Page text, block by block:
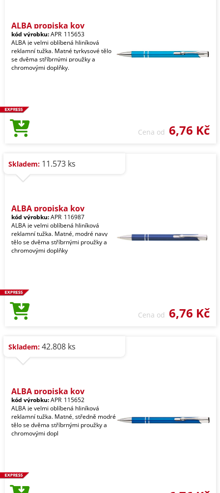
ALBA propiska kov
kód výrobku:APR_115653
ALBA je velmi oblíbená hliníková
reklamní tužka. Matné tyrkysové tělo
se dvěma stříbrnými proužky a
chromovými doplňky.
Cena od 6,76 Kč
Skladem: 11.573 ks
ALBA propiska kov
kód výrobku:APR_116987
ALBA je velmi oblíbená hliníková
reklamní tužka. Matné, modré navy
tělo se dvěma stříbrnými proužky a
chromovými doplňky
Cena od 6,76 Kč
Skladem: 42.808 ks
ALBA propiska kov
kód výrobku:APR_115652
ALBA je velmi oblíbená hliníková
reklamní tužka. Matné, středně modré
tělo se dvěma stříbrnými proužky a
chromovými dopl